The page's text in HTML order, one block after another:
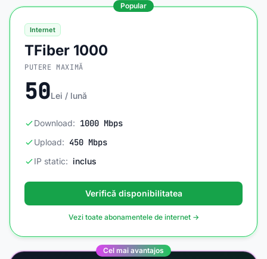
Popular
Internet
TFiber 1000
PUTERE MAXIMĂ
50Lei / lună
Download: 1000 Mbps
Upload: 450 Mbps
IP static: inclus
Verifică disponibilitatea
Vezi toate abonamentele de internet →
Cel mai avantajos